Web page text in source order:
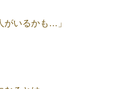
がいるかも…」